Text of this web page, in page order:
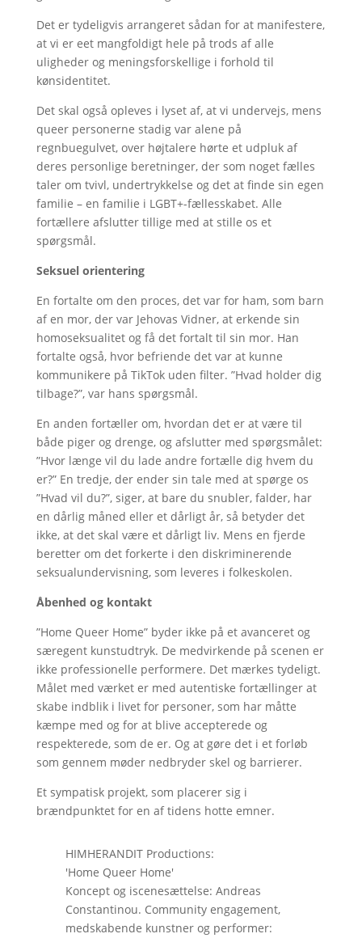
Det er tydeligvis arrangeret sådan for at manifestere,
at vi er eet mangfoldigt hele på trods af alle
uligheder og meningsforskellige i forhold til
kønsidentitet.
Det skal også opleves i lyset af, at vi undervejs, mens
queer personerne stadig var alene på
regnbuegulvet, over højtalere hørte et udpluk af
deres personlige beretninger, der som noget fælles
taler om tvivl, undertrykkelse og det at finde sin egen
familie – en familie i LGBT+-fællesskabet. Alle
fortællere afslutter tillige med at stille os et
spørgsmål.
Seksuel orientering
En fortalte om den proces, det var for ham, som barn
af en mor, der var Jehovas Vidner, at erkende sin
homoseksualitet og få det fortalt til sin mor. Han
fortalte også, hvor befriende det var at kunne
kommunikere på TikTok uden filter. ”Hvad holder dig
tilbage?”, var hans spørgsmål.
En anden fortæller om, hvordan det er at være til
både piger og drenge, og afslutter med spørgsmålet:
”Hvor længe vil du lade andre fortælle dig hvem du
er?” En tredje, der ender sin tale med at spørge os
”Hvad vil du?”, siger, at bare du snubler, falder, har
en dårlig måned eller et dårligt år, så betyder det
ikke, at det skal være et dårligt liv. Mens en fjerde
beretter om det forkerte i den diskriminerende
seksualundervisning, som leveres i folkeskolen.
Åbenhed og kontakt
”Home Queer Home” byder ikke på et avanceret og
særegent kunstudtryk. De medvirkende på scenen er
ikke professionelle performere. Det mærkes tydeligt.
Målet med værket er med autentiske fortællinger at
skabe indblik i livet for personer, som har måtte
kæmpe med og for at blive accepterede og
respekterede, som de er. Og at gøre det i et forløb
som gennem møder nedbryder skel og barrierer.
Et sympatisk projekt, som placerer sig i
brændpunktet for en af tidens hotte emner.
HIMHERANDIT Productions:
'Home Queer Home'
Koncept og iscenesættelse: Andreas
Constantinou. Community engagement,
medskabende kunstner og performer: